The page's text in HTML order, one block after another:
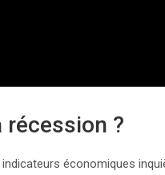
récession ?
économiques